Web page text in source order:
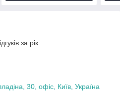
за рік
30, офіс, Київ, Україна